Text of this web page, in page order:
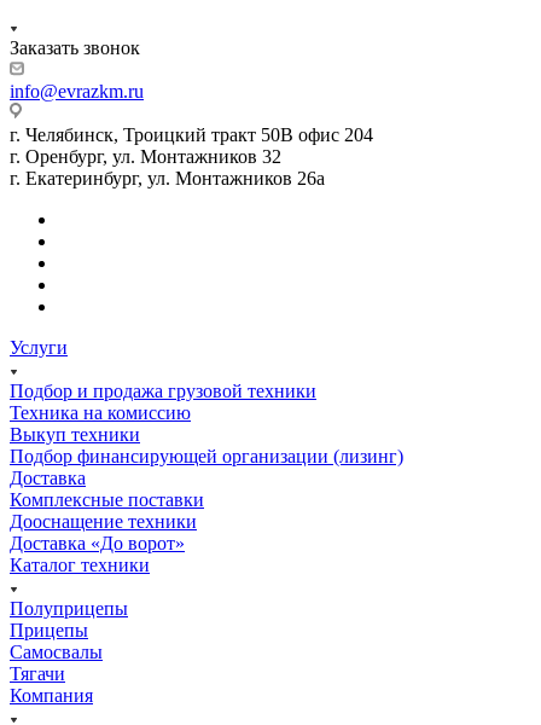
Заказать звонок
info@evrazkm.ru
г. Челябинск, Троицкий тракт 50В офис 204
г. Оренбург, ул. Монтажников 32
г. Екатеринбург, ул. Монтажников 26а
Услуги
Подбор и продажа грузовой техники
Техника на комиссию
Выкуп техники
Подбор финансирующей организации (лизинг)
Доставка
Комплексные поставки
Дооснащение техники
Доставка «До ворот»
Каталог техники
Полуприцепы
Прицепы
Самосвалы
Тягачи
Компания